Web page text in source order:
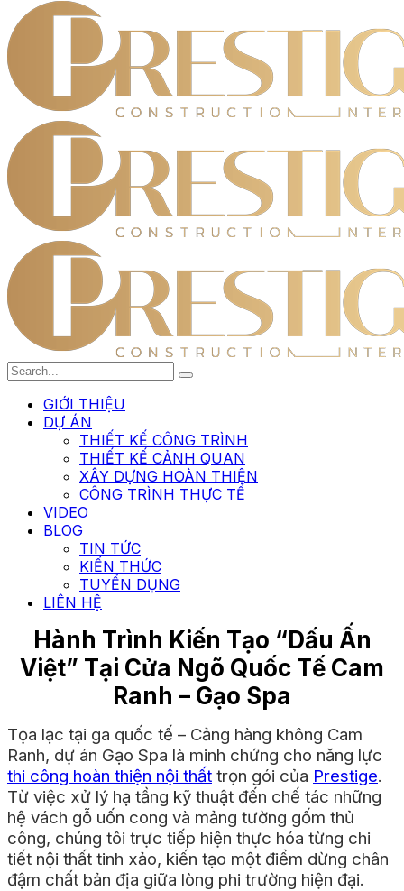
GIỚI THIỆU
DỰ ÁN
THIẾT KẾ CÔNG TRÌNH
THIẾT KẾ CẢNH QUAN
XÂY DỰNG HOÀN THIỆN
CÔNG TRÌNH THỰC TẾ
VIDEO
BLOG
TIN TỨC
KIẾN THỨC
TUYỂN DỤNG
LIÊN HỆ
Hành Trình Kiến Tạo “Dấu Ấn
Việt” Tại Cửa Ngõ Quốc Tế Cam
Ranh – Gạo Spa
Tọa lạc tại ga quốc tế – Cảng hàng không Cam
Ranh, dự án Gạo Spa là minh chứng cho năng lực
thi công hoàn thiện nội thất trọn gói của Prestige.
Từ việc xử lý hạ tầng kỹ thuật đến chế tác những
hệ vách gỗ uốn cong và mảng tường gốm thủ
công, chúng tôi trực tiếp hiện thực hóa từng chi
tiết nội thất tinh xảo, kiến tạo một điểm dừng chân
đậm chất bản địa giữa lòng phi trường hiện đại.